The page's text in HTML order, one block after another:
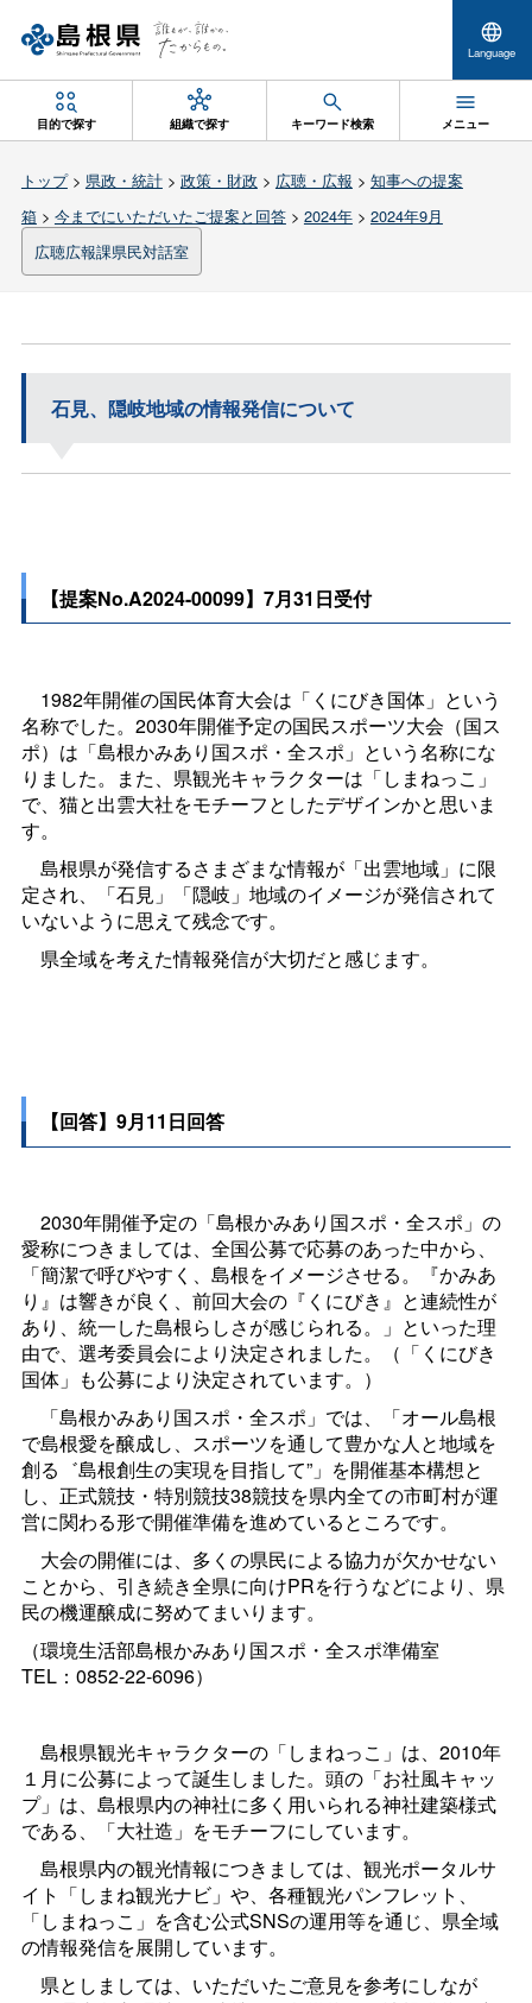
Language
目的で探す 組織で探す キーワード検索 メニュー
トップ> 県政・統計> 政策・財政 > 広聴・広報 > 知事への提案
箱> 今までにいただいたご提案と回答> 2024年> 2024年9月
広聴広報課県民対話室
石見、隠岐地域の情報発信について
【提案No.A2024-00099】7月31日受付
1982年開催の国民体育大会は「くにびき国体」という
名称でした。2030年開催予定の国民スポーツ大会（国ス
ポ）は「島根かみあり国スポ・全スポ」という名称にな
りました。また、県観光キャラクターは「しまねっこ」
で、猫と出雲大社をモチーフとしたデザインかと思いま
す。
島根県が発信するさまざまな情報が「出雲地域」に限
定され、「石見」「隠岐」地域のイメージが発信されて
いないように思えて残念です。
県全域を考えた情報発信が大切だと感じます。
【回答】9月11日回答
2030年開催予定の「島根かみあり国スポ・全スポ」の
愛称につきましては、全国公募で応募のあった中から、
「簡潔で呼びやすく、島根をイメージさせる。『かみあ
り』は響きが良く、前回大会の『くにびき』と連続性が
あり、統一した島根らしさが感じられる。」といった理
由で、選考委員会により決定されました。（「くにびき
国体」も公募により決定されています。）
「島根かみあり国スポ・全スポ」では、「オール島根
で島根愛を醸成し、スポーツを通して豊かな人と地域を
創る゛島根創生の実現を目指して”」を開催基本構想と
し、正式競技・特別競技38競技を県内全ての市町村が運
営に関わる形で開催準備を進めているところです。
大会の開催には、多くの県民による協力が欠かせない
ことから、引き続き全県に向けPRを行うなどにより、県
民の機運醸成に努めてまいります。
（環境生活部島根かみあり国スポ・全スポ準備室
TEL：0852-22-6096）
島根県観光キャラクターの「しまねっこ」は、2010年
１月に公募によって誕生しました。頭の「お社風キャッ
プ」は、島根県内の神社に多く用いられる神社建築様式
である、「大社造」をモチーフにしています。
島根県内の観光情報につきましては、観光ポータルサ
イト「しまね観光ナビ」や、各種観光パンフレット、
「しまねっこ」を含む公式SNSの運用等を通じ、県全域
の情報発信を展開しています。
県としましては、いただいたご意見を参考にしなが